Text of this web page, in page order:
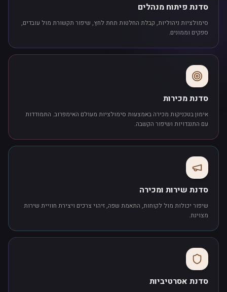
סדנת פיתוח מנהלים
סימולציות ניהוליות, קבלת החלטות תחת לחץ, שיפור תקשורת מול עובדים,
ספקים וממונים.
סדנת מכירות
אימון בטכניקות מכירה באמצעות סימולציות מעולם האימפרוב. התמודדות
עם התנגדויות ושיפור הקשבה.
סדנת שירות ומכירה
שיפור יכולות מול לקוחות, התאמת שפה, זיהוי צרכים ויצירת חוויית שירות
מצוינת.
סדנת אסרטיביות